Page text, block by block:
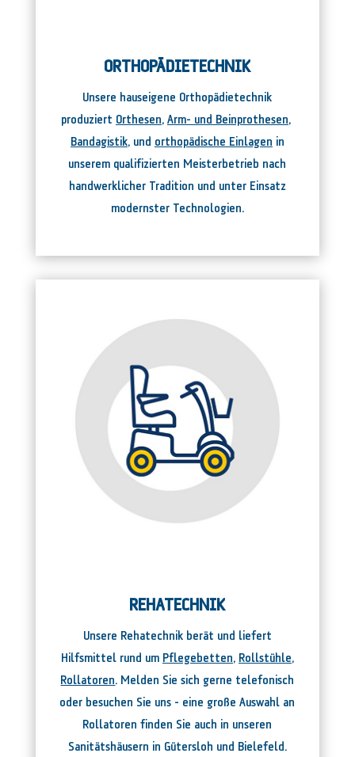
ORTHOPÄDIETECHNIK
Unsere hauseigene Orthopädietechnik
produziert Orthesen, Arm- und Beinprothesen,
Bandagistik, und orthopädische Einlagen in
unserem qualifizierten Meisterbetrieb nach
handwerklicher Tradition und unter Einsatz
modernster Technologien.
REHATECHNIK
Unsere Rehatechnik berät und liefert
Hilfsmittel rund um Pflegebetten, Rollstühle,
Rollatoren. Melden Sie sich gerne telefonisch
oder besuchen Sie uns – eine große Auswahl an
Rollatoren finden Sie auch in unseren
Sanitätshäusern in Gütersloh und Bielefeld.